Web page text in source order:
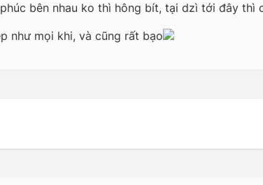
bên nhau ko thì hông bít, tại dzì tới đây
như mọi khi, và cũng rất bạo